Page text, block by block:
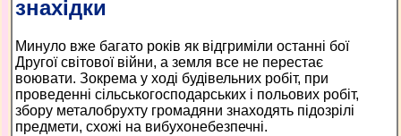
знахідки
Минуло вже багато років як відгриміли останні бої
Другої світової війни, а земля все не перестає
воювати. Зокрема у ході будівельних робіт, при
проведенні сільськогосподарських і польових робіт,
збору металобрухту громадяни знаходять підозрілі
предмети, схожі на вибухонебезпечні.